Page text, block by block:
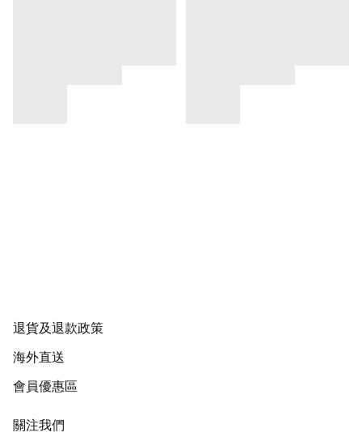
退貨及退款政策
海外直送
會員優惠區
關注我們